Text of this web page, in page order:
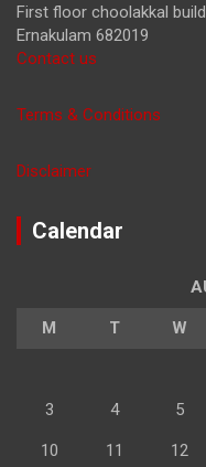
First floor choolakkal
Ernakulam 682019
Contact us
Terms & Conditions
Disclaimer
Calendar
M T W
3 4 5
10 11 12